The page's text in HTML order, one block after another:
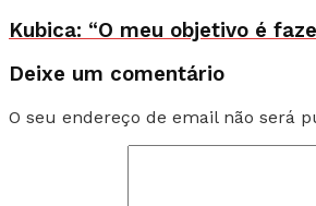
Kubica: “O meu objetivo é
Deixe um comentário
O seu endereço de email não será